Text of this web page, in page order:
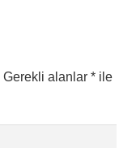
Gerekli alanlar * ile